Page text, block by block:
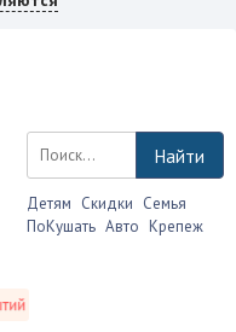
не только это.
Найти
Детям Скидки Семья
ПоКушать Авто Крепеж